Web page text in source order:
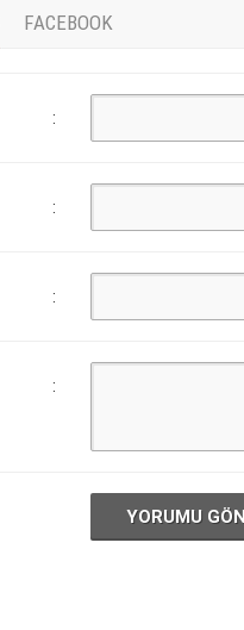
FACEBOOK
:
:
:
:
YORUMU